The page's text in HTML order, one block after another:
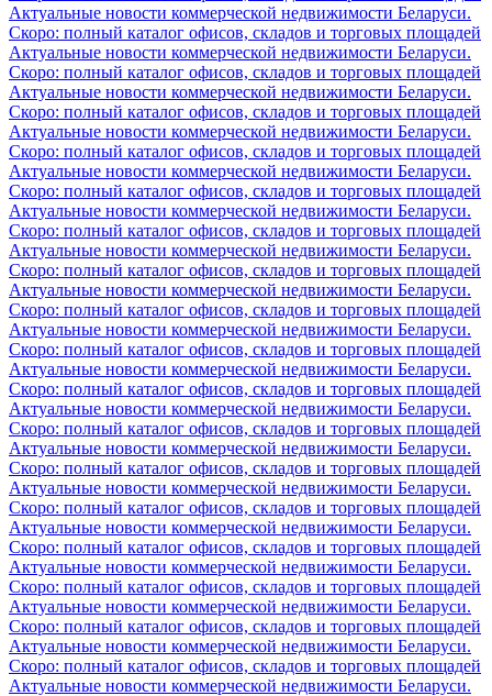
Актуальные новости коммерческой недвижимости Беларуси.
Скоро: полный каталог офисов, складов и торговых площадей
Актуальные новости коммерческой недвижимости Беларуси.
Скоро: полный каталог офисов, складов и торговых площадей
Актуальные новости коммерческой недвижимости Беларуси.
Скоро: полный каталог офисов, складов и торговых площадей
Актуальные новости коммерческой недвижимости Беларуси.
Скоро: полный каталог офисов, складов и торговых площадей
Актуальные новости коммерческой недвижимости Беларуси.
Скоро: полный каталог офисов, складов и торговых площадей
Актуальные новости коммерческой недвижимости Беларуси.
Скоро: полный каталог офисов, складов и торговых площадей
Актуальные новости коммерческой недвижимости Беларуси.
Скоро: полный каталог офисов, складов и торговых площадей
Актуальные новости коммерческой недвижимости Беларуси.
Скоро: полный каталог офисов, складов и торговых площадей
Актуальные новости коммерческой недвижимости Беларуси.
Скоро: полный каталог офисов, складов и торговых площадей
Актуальные новости коммерческой недвижимости Беларуси.
Скоро: полный каталог офисов, складов и торговых площадей
Актуальные новости коммерческой недвижимости Беларуси.
Скоро: полный каталог офисов, складов и торговых площадей
Актуальные новости коммерческой недвижимости Беларуси.
Скоро: полный каталог офисов, складов и торговых площадей
Актуальные новости коммерческой недвижимости Беларуси.
Скоро: полный каталог офисов, складов и торговых площадей
Актуальные новости коммерческой недвижимости Беларуси.
Скоро: полный каталог офисов, складов и торговых площадей
Актуальные новости коммерческой недвижимости Беларуси.
Скоро: полный каталог офисов, складов и торговых площадей
Актуальные новости коммерческой недвижимости Беларуси.
Скоро: полный каталог офисов, складов и торговых площадей
Актуальные новости коммерческой недвижимости Беларуси.
Скоро: полный каталог офисов, складов и торговых площадей
Актуальные новости коммерческой недвижимости Беларуси.